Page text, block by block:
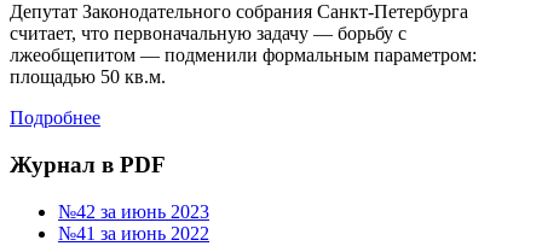
Депутат Законодательного собрания Санкт-Петербурга
считает, что первоначальную задачу — борьбу с
лжеобщепитом — подменили формальным параметром:
площадью 50 кв.м.
Подробнее
Журнал в PDF
№42 за июнь 2023
№41 за июнь 2022